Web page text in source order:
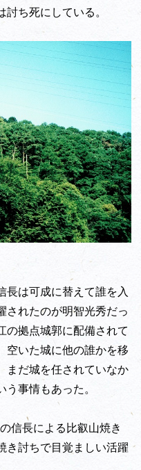
ち死にしている。
長は可成に替えて誰を入
されたのが明智光秀だっ
の拠点城郭に配備されて
空いた城に他の誰かを移
まだ城を任されていなか
事情もあった。
信長による比叡山焼き
き討ちで目覚ましい活躍